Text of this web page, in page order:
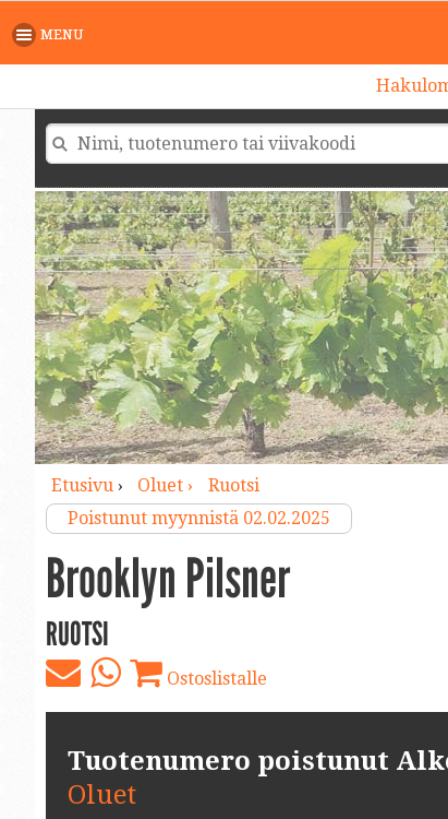
MENU
Etusivu› Oluet ›
Ruotsi
Poistunut myynnistä 02.02.2025
Brooklyn Pilsner
RUOTSI
Ostoslistalle
Tuotenumero poistunut
Oluet